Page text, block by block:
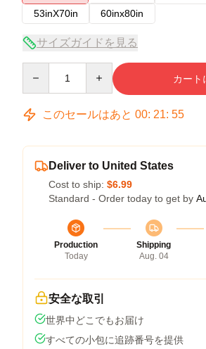
53inX70in
60inx80in
サイズガイドを見る
カート
このセールはあと 00: 21: 54
Deliver to United States
Cost to ship: $6.99
Standard - Order today to get by
Production
Today
Shipping
Aug. 04
安全な取引
世界中どこでもお届け
すべての小包に追跡番号を提供